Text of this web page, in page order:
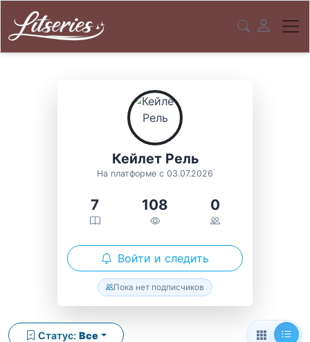
Кейлет Рель
На платформе с 03.07.2026
7 108 0
Войти и следить
Пока нет подписчиков
Статус: Все